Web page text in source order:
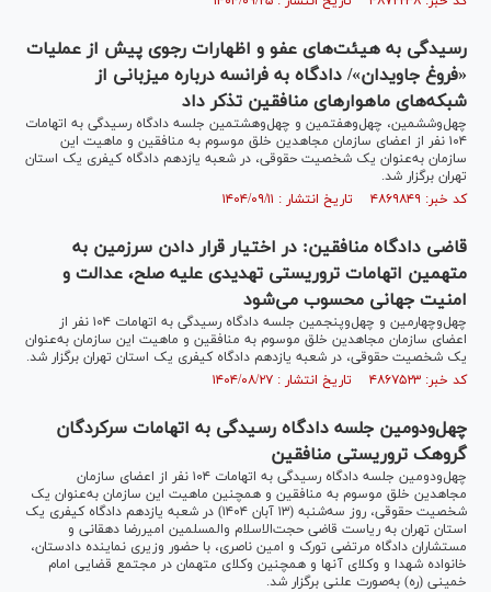
رسیدگی به هیئت‌‎های عفو و اظهارات رجوی پیش از عملیات
«فروغ جاویدان»/ دادگاه به فرانسه درباره میزبانی از
شبکه‌های ماهواره‎ای منافقین تذکر داد
چهل‌وششمین، چهل‌وهفتمین و چهل‌وهشتمین جلسه دادگاه رسیدگی به اتهامات
۱۰۴ نفر از اعضای سازمان مجاهدین خلق موسوم به منافقین و ماهیت این
سازمان به‌عنوان یک شخصیت حقوقی، در شعبه یازدهم دادگاه کیفری یک استان
تهران برگزار شد.
کد خبر: ۴۸۶۹۸۴۹ تاریخ انتشار : ۱۴۰۴/۰۹/۱۱
قاضی دادگاه منافقین: در اختیار قرار دادن سرزمین به
متهمین اتهامات تروریستی تهدیدی علیه صلح، عدالت و
امنیت جهانی محسوب می‌شود
چهل‌وچهارمین و چهل‌وپنجمین جلسه دادگاه رسیدگی به اتهامات ۱۰۴ نفر از
اعضای سازمان مجاهدین خلق موسوم به منافقین و ماهیت این سازمان به‌عنوان
یک شخصیت حقوقی، در شعبه یازدهم دادگاه کیفری یک استان تهران برگزار شد.
کد خبر: ۴۸۶۷۵۲۳ تاریخ انتشار : ۱۴۰۴/۰۸/۲۷
چهل‌ودومین جلسه دادگاه رسیدگی به اتهامات سرکردگان
گروهک تروریستی منافقین
چهل‌ودومین جلسه دادگاه رسیدگی به اتهامات ۱۰۴ نفر از اعضای سازمان
مجاهدین خلق موسوم به منافقین و همچنین ماهیت این سازمان به‌عنوان یک
شخصیت حقوقی، روز سه‌شنبه (۱۳ آبان ۱۴۰۴) در شعبه یازدهم دادگاه کیفری یک
استان تهران به ریاست قاضی حجت‌الاسلام والمسلمین امیررضا دهقانی و
مستشاران دادگاه مرتضی تورک و امین ناصری، با حضور وزیری نماینده دادستان،
خانواده شهدا و وکلای آنها و همچنین وکلای متهمان در مجتمع قضایی امام
خمینی (ره) به‌صورت علنی برگزار شد.